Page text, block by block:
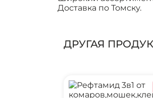
Доставка по Томску.
ДРУГАЯ